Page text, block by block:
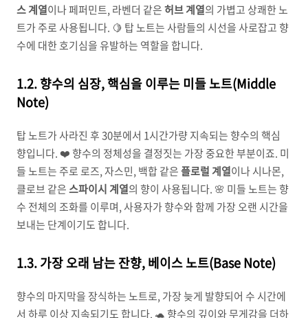
스 계열이나 페퍼민트, 라벤더 같은허브 계열의 가볍고 상쾌한 노
트가 주로 사용됩니다. 🍋 탑 노트는 사람들의 시선을 사로잡고 향
수에 대한 호기심을 유발하는 역할을 합니다.
1.2. 향수의 심장, 핵심을 이루는 미들 노트(Middle
Note)
탑 노트가 사라진 후 30분에서 1시간가량 지속되는 향수의 핵심
향입니다. ❤️ 향수의 정체성을 결정짓는 가장 중요한 부분이죠. 미
들 노트는 주로 로즈, 자스민, 백합 같은플로럴 계열이나 시나몬,
클로브 같은스파이시 계열의 향이 사용됩니다. 🌸 미들 노트는 향
수 전체의 조화를 이루며, 사용자가 향수와 함께 가장 오랜 시간을
보내는 단계이기도 합니다.
1.3. 가장 오래 남는 잔향, 베이스 노트(Base Note)
향수의 마지막을 장식하는 노트로, 가장 늦게 발향되어 수 시간에
서 하루 이상 지속되기도 합니다. 🐢 향수의 깊이와 무게감을 더하